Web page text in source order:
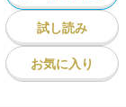
試し読み
お気に入り